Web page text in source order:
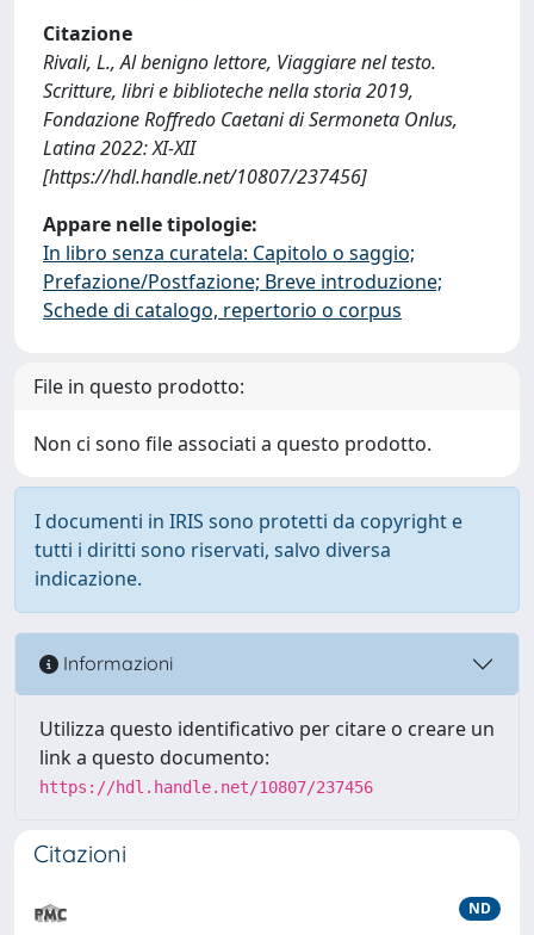
Citazione
Rivali, L., Al benigno lettore, Viaggiare nel testo.
Scritture, libri e biblioteche nella storia 2019,
Fondazione Roffredo Caetani di Sermoneta Onlus,
Latina 2022: XI-XII
[https://hdl.handle.net/10807/237456]
Appare nelle tipologie:
In libro senza curatela: Capitolo o saggio;
Prefazione/Postfazione; Breve introduzione;
Schede di catalogo, repertorio o corpus
File in questo prodotto:
Non ci sono file associati a questo prodotto.
I documenti in IRIS sono protetti da copyright e
tutti i diritti sono riservati, salvo diversa
indicazione.
Informazioni
Utilizza questo identificativo per citare o creare un
link a questo documento:
https://hdl.handle.net/10807/237456
Citazioni
ND